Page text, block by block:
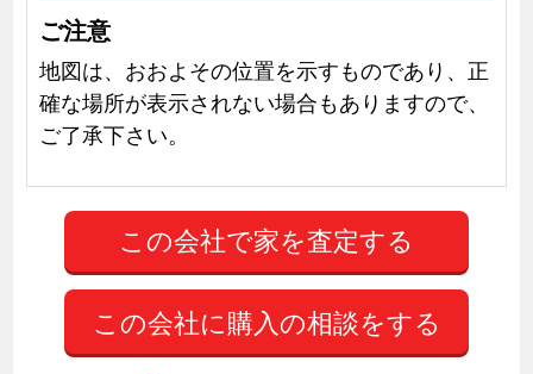
ご注意
地図は、おおよその位置を示すものであり、正
確な場所が表示されない場合もありますので、
ご了承下さい。
この会社に購入の相談をする